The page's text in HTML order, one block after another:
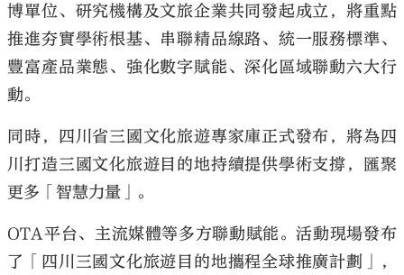
博單位、研究機構及文旅企業共同發起成立，將重點
推進夯實學術根基、串聯精品線路、統一服務標準、
豐富產品業態、強化數字賦能、深化區域聯動六大行
動。
同時，四川省三國文化旅遊專家庫正式發布，將為四
川打造三國文化旅遊目的地持續提供學術支撐，匯聚
更多「智慧力量」。
OTA平台、主流媒體等多方聯動賦能。活動現場發布
了「四川三國文化旅遊目的地攜程全球推廣計劃」，